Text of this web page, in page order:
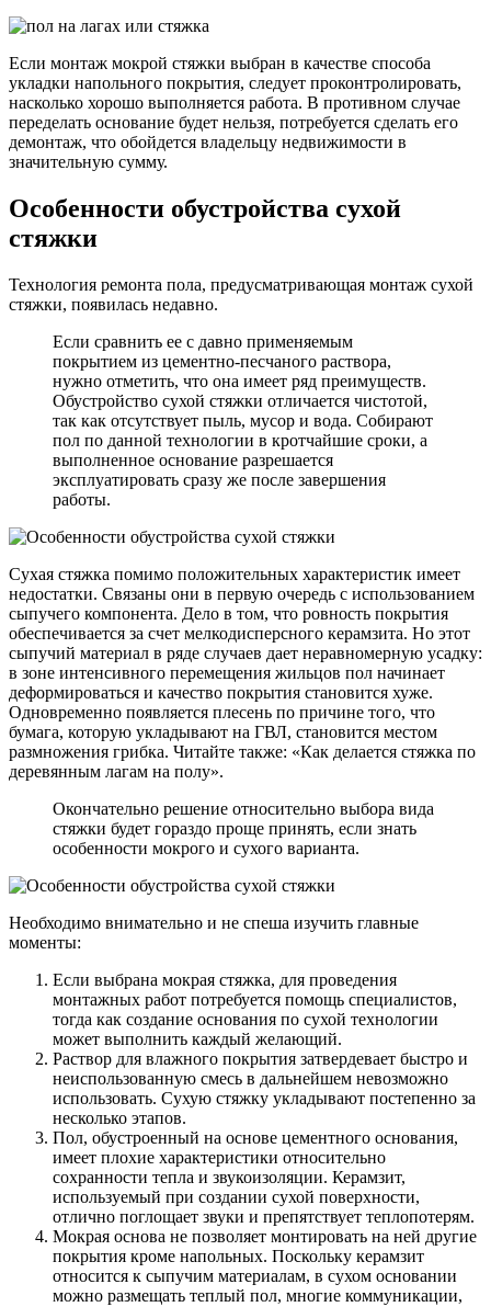
Если монтаж мокрой стяжки выбран в качестве способа
укладки напольного покрытия, следует проконтролировать,
насколько хорошо выполняется работа. В противном случае
переделать основание будет нельзя, потребуется сделать его
демонтаж, что обойдется владельцу недвижимости в
значительную сумму.
Особенности обустройства сухой
стяжки
Технология ремонта пола, предусматривающая монтаж сухой
стяжки, появилась недавно.
Если сравнить ее с давно применяемым
покрытием из цементно-песчаного раствора,
нужно отметить, что она имеет ряд преимуществ.
Обустройство сухой стяжки отличается чистотой,
так как отсутствует пыль, мусор и вода. Собирают
пол по данной технологии в кротчайшие сроки, а
выполненное основание разрешается
эксплуатировать сразу же после завершения
работы.
Сухая стяжка помимо положительных характеристик имеет
недостатки. Связаны они в первую очередь с использованием
сыпучего компонента. Дело в том, что ровность покрытия
обеспечивается за счет мелкодисперсного керамзита. Но этот
сыпучий материал в ряде случаев дает неравномерную усадку:
в зоне интенсивного перемещения жильцов пол начинает
деформироваться и качество покрытия становится хуже.
Одновременно появляется плесень по причине того, что
бумага, которую укладывают на ГВЛ, становится местом
размножения грибка. Читайте также: «Как делается стяжка по
деревянным лагам на полу».
Окончательно решение относительно выбора вида
стяжки будет гораздо проще принять, если знать
особенности мокрого и сухого варианта.
Необходимо внимательно и не спеша изучить главные
моменты:
Если выбрана мокрая стяжка, для проведения
монтажных работ потребуется помощь специалистов,
тогда как создание основания по сухой технологии
может выполнить каждый желающий.
Раствор для влажного покрытия затвердевает быстро и
неиспользованную смесь в дальнейшем невозможно
использовать. Сухую стяжку укладывают постепенно за
несколько этапов.
Пол, обустроенный на основе цементного основания,
имеет плохие характеристики относительно
сохранности тепла и звукоизоляции. Керамзит,
используемый при создании сухой поверхности,
отлично поглощает звуки и препятствует теплопотерям.
Мокрая основа не позволяет монтировать на ней другие
покрытия кроме напольных. Поскольку керамзит
относится к сыпучим материалам, в сухом основании
можно размещать теплый пол, многие коммуникации,